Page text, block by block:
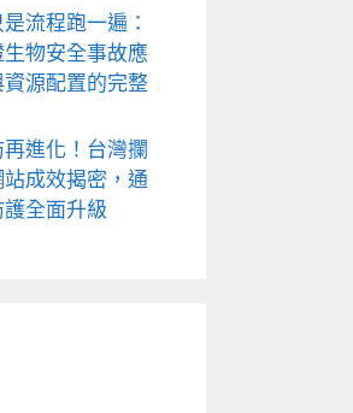
流程跑一遍：
物安全事故應
源配置的完整
進化！台灣攔
成效揭密，通
全面升級